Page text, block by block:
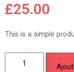
£25.00
This is a simple